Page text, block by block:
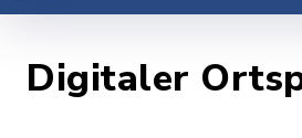
Digitaler